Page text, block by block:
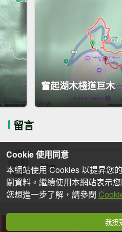
奮起湖木棧道巨木
留言
下
Cookie 使用同意
本網站使用 Cookies 以提昇您
關資料。繼續使用本網站表示
您想進一步了解，請參閱
我接